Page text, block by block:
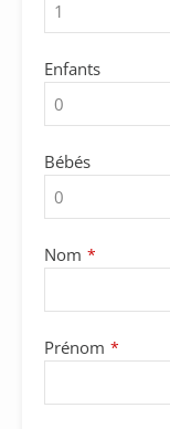
Enfants
Bébés
Nom *
Prénom *